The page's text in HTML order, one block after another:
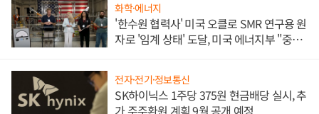
화학·에너지
'한수원 협력사' 미국 오클로 SMR 연구용 원
자로 '임계 상태' 도달, 미국 에너지부 "중요
전자·전기·정보통신
SK하이닉스 1주당 375원 현금배당 실시, 추
가 주주환원 계획 9월 공개 예정